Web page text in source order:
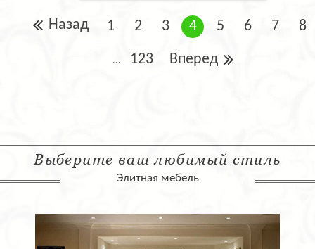
Назад 1 2 3 4 5 6 7 8
... 123 Вперед
Выберите ваш любимый стиль
Элитная мебель